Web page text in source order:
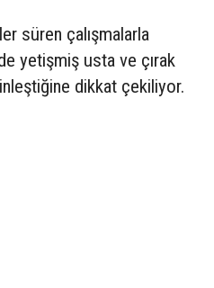
süren çalışmalarla
yetişmiş usta ve çırak
dikkat çekiliyor.